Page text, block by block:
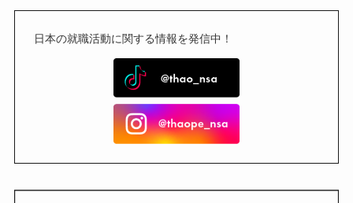
日本の就職活動に関する情報を発信中！